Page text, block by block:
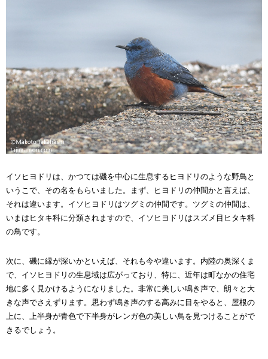
イソヒヨドリは、かつては磯を中心に生息するヒヨドリのような野鳥と
いうこで、その名をもらいました。まず、ヒヨドリの仲間かと言えば、
それは違います。イソヒヨドリはツグミの仲間です。ツグミの仲間は、
いまはヒタキ科に分類されますので、イソヒヨドリはスズメ目ヒタキ科
の鳥です。
次に、磯に縁が深いかといえば、それも今や違います。内陸の奥深くま
で、イソヒヨドリの生息域は広がっており、特に、近年は町なかの住宅
地に多く見かけるようになりました。非常に美しい鳴き声で、朗々と大
きな声でさえずります。思わず鳴き声のする高みに目をやると、屋根の
上に、上半身が青色で下半身がレンガ色の美しい鳥を見つけることがで
きるでしょう。